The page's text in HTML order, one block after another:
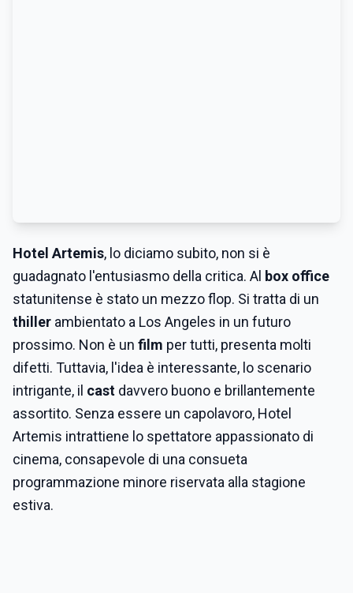
Hotel Artemis, lo diciamo subito, non si è
guadagnato l'entusiasmo della critica. Al box office
statunitense è stato un mezzo flop. Si tratta di un
thiller ambientato a Los Angeles in un futuro
prossimo. Non è un film per tutti, presenta molti
difetti. Tuttavia, l'idea è interessante, lo scenario
intrigante, il cast davvero buono e brillantemente
assortito. Senza essere un capolavoro, Hotel
Artemis intrattiene lo spettatore appassionato di
cinema, consapevole di una consueta
programmazione minore riservata alla stagione
estiva.